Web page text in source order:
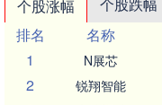
个股涨幅 个股跌幅
排名
名称
1
N展芯
2 锐翔智能